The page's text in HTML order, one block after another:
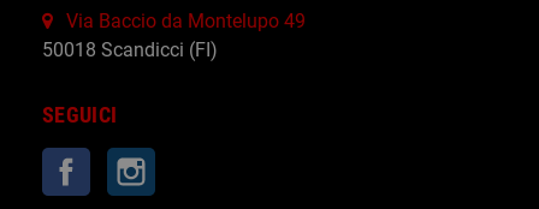
Via Baccio da Montelupo 49
50018 Scandicci (FI)
SEGUICI
Facebook